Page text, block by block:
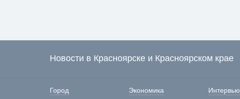
Новости в Красноярске и Красноярском крае
Город
Экономика
Интервью